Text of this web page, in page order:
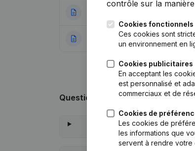
30-03-2018
Questions fréquemment posées
contrôle sur la
Cookies fonctionnels
Ces cookies sont
un environnement en
Cookies publicitaires
En acceptant les
est personnalisé et
commerciaux et de
Cookies de
Les cookies de
les informations que
servent à rendre votre